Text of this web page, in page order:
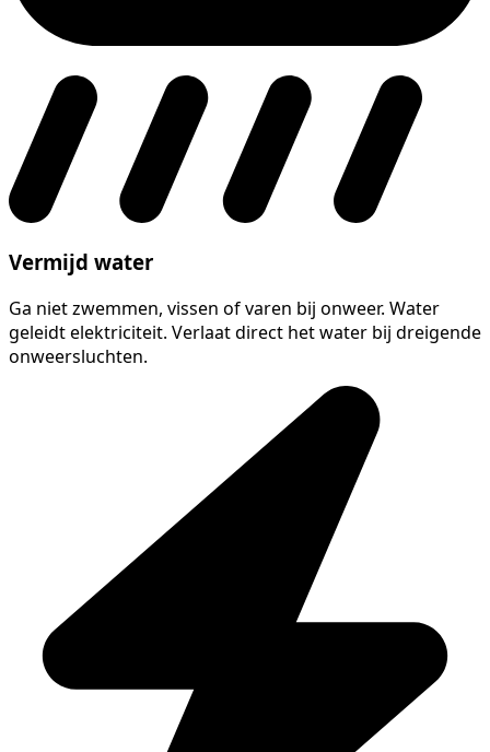
Vermijd water
Ga niet zwemmen, vissen of varen bij onweer. Water
geleidt elektriciteit. Verlaat direct het water bij dreigende
onweersluchten.